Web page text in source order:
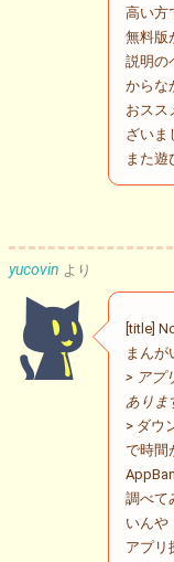
高い方
無料版
説明の
からな
おスス
ざいま
また遊
yucovin より
[title]
まんが
> アプ
ありま
> ダウ
で時間
調べて
いんや
アプリ